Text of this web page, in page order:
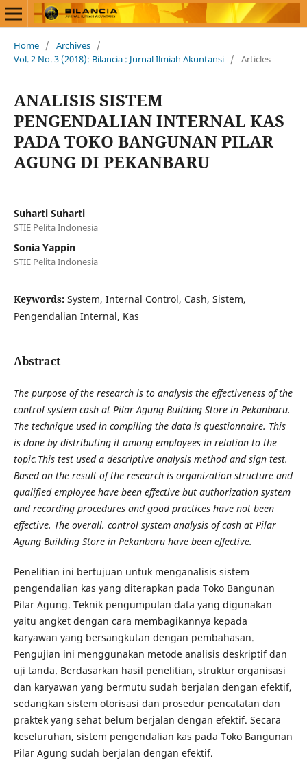
Home / Archives /
Vol. 2 No. 3 (2018): Bilancia : Jurnal Ilmiah Akuntansi / Articles
ANALISIS SISTEM
PENGENDALIAN INTERNAL KAS
PADA TOKO BANGUNAN PILAR
AGUNG DI PEKANBARU
Suharti Suharti
STIE Pelita Indonesia
Sonia Yappin
STIE Pelita Indonesia
Keywords: System, Internal Control, Cash, Sistem,
Pengendalian Internal, Kas
Abstract
The purpose of the research is to analysis the effectiveness of the
control system cash at Pilar Agung Building Store in Pekanbaru.
The technique used in compiling the data is questionnaire. This
is done by distributing it among employees in relation to the
topic.This test used a descriptive analysis method and sign test.
Based on the result of the research is organization structure and
qualified employee have been effective but authorization system
and recording procedures and good practices have not been
effective. The overall, control system analysis of cash at Pilar
Agung Building Store in Pekanbaru have been effective.
Penelitian ini bertujuan untuk menganalisis sistem
pengendalian kas yang diterapkan pada Toko Bangunan
Pilar Agung. Teknik pengumpulan data yang digunakan
yaitu angket dengan cara membagikannya kepada
karyawan yang bersangkutan dengan pembahasan.
Pengujian ini menggunakan metode analisis deskriptif dan
uji tanda. Berdasarkan hasil penelitian, struktur organisasi
dan karyawan yang bermutu sudah berjalan dengan efektif,
sedangkan sistem otorisasi dan prosedur pencatatan dan
praktek yang sehat belum berjalan dengan efektif. Secara
keseluruhan, sistem pengendalian kas pada Toko Bangunan
Pilar Agung sudah berjalan dengan efektif.